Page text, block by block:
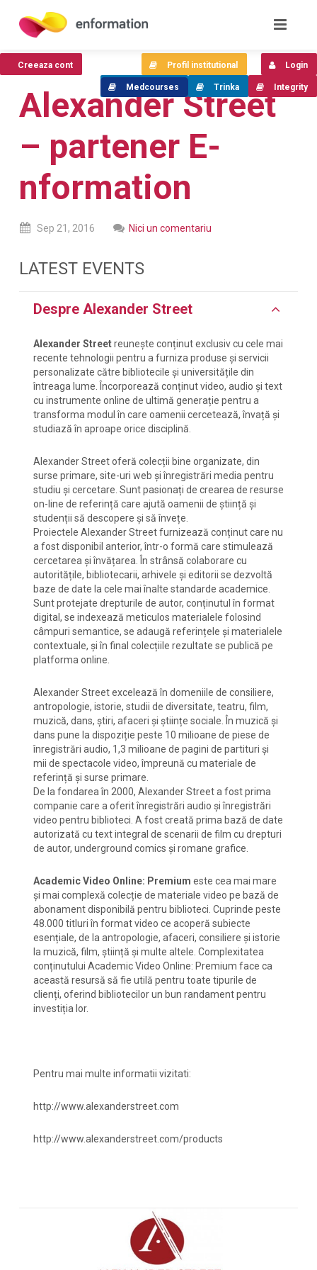
Alexander Street
– partener E-
nformation
Sep 21, 2016 Nici un comentariu
LATEST EVENTS
Despre Alexander Street
Alexander Streetreunește conținut exclusiv cu cele mai
recente tehnologii pentru a furniza produse și servicii
personalizate către bibliotecile și universitățile din
întreaga lume. Încorporează conținut video, audio și text
cu instrumente online de ultimă generație pentru a
transforma modul în care oamenii cercetează, învață și
studiază în aproape orice disciplină.
Alexander Street oferă colecții bine organizate, din
surse primare, site-uri web și înregistrări media pentru
studiu și cercetare. Sunt pasionați de crearea de resurse
on-line de referință care ajută oamenii de știință și
studenții să descopere și să învețe.
Proiectele Alexander Street furnizează conținut care nu
a fost disponibil anterior, într-o formă care stimulează
cercetarea și învățarea. În strânsă colaborare cu
autoritățile, bibliotecarii, arhivele și editorii se dezvoltă
baze de date la cele mai înalte standarde academice.
Sunt protejate drepturile de autor, conținutul în format
digital, se indexează meticulos materialele folosind
câmpuri semantice, se adaugă referințele și materialele
contextuale, și în final colecțiile rezultate se publică pe
platforma online.
Alexander Street excelează în domeniile de consiliere,
antropologie, istorie, studii de diversitate, teatru, film,
muzică, dans, știri, afaceri și științe sociale. În muzică și
dans pune la dispoziție peste 10 milioane de piese de
înregistrări audio, 1,3 milioane de pagini de partituri și
mii de spectacole video, împreună cu materiale de
referință și surse primare.
De la fondarea în 2000, Alexander Street a fost prima
companie care a oferit înregistrări audio și înregistrări
video pentru biblioteci. A fost creată prima bază de date
autorizată cu text integral de scenarii de film cu drepturi
de autor, underground comics și romane grafice.
Academic Video Online: Premium este cea mai mare
și mai complexă colecție de materiale video pe bază de
abonament disponibilă pentru biblioteci. Cuprinde peste
48.000 titluri în format video ce acoperă subiecte
esențiale, de la antropologie, afaceri, consiliere și istorie
la muzică, film, știință și multe altele. Complexitatea
conținutului Academic Video Online: Premium face ca
această resursă să fie utilă pentru toate tipurile de
clienți, oferind bibliotecilor un bun randament pentru
investiția lor.
Pentru mai multe informatii vizitati:
http://www.alexanderstreet.com
http://www.alexanderstreet.com/products
Creeaza cont Login
Profil institutional
Integrity
Trinka
Medcourses